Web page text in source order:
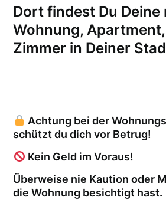
Dort findest Du Deine
Wohnung,
Zimmer in Deiner
Achtung bei der
schützt du dich vor Betrug!
Kein Geld im Voraus!
Überweise nie Kaution oder
die Wohnung besichtigt hast.